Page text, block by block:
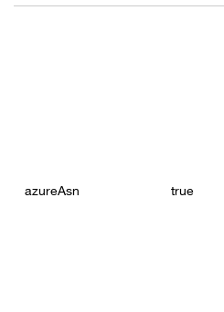
azureAsn true